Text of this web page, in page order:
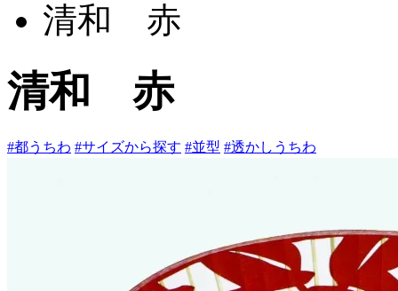
清和 赤
清和 赤
#都うちわ #サイズから探す #並型 #透かしうちわ